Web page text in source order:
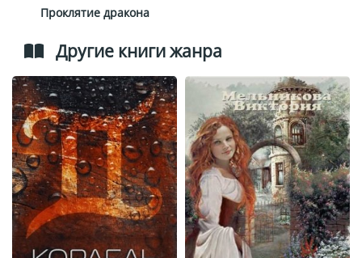
Проклятие дракона
Другие книги жанра